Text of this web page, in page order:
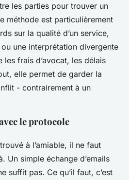
les parties pour trouver un
méthode est particulièrement
sur la qualité d’un service,
une interprétation divergente
les frais d’avocat, les délais
elle permet de garder la
- contrairement à un
le protocole
à l’amiable, il ne faut
Un simple échange d’emails
suffit pas. Ce qu’il faut, c’est